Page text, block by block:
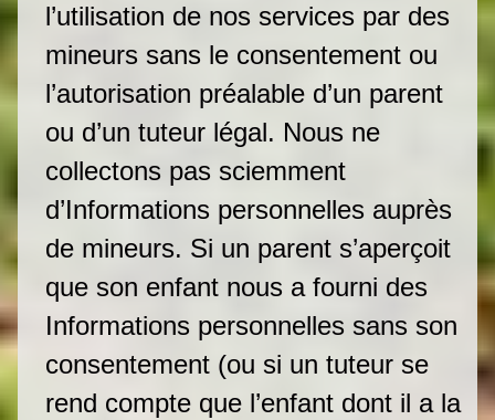
l’utilisation de nos services par des
mineurs sans le consentement ou
l’autorisation préalable d’un parent
ou d’un tuteur légal. Nous ne
collectons pas sciemment
d’Informations personnelles auprès
de mineurs. Si un parent s’aperçoit
que son enfant nous a fourni des
Informations personnelles sans son
consentement (ou si un tuteur se
rend compte que l’enfant dont il a la